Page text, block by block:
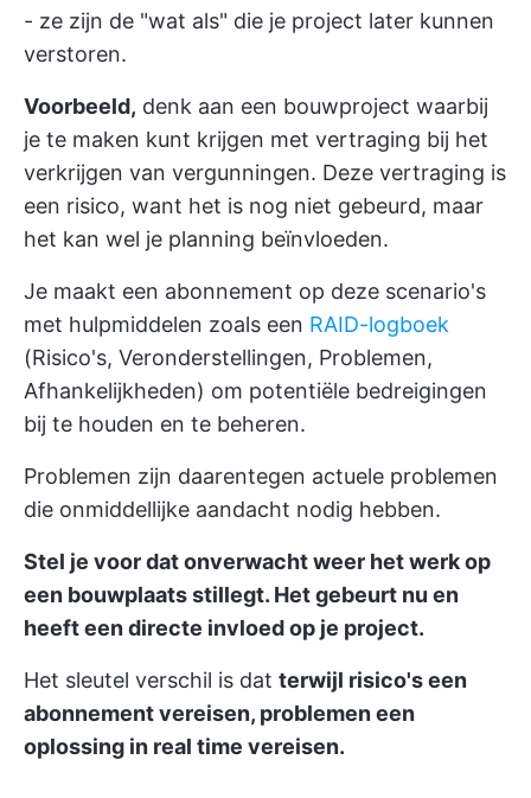
- ze zijn de "wat als" die je project later kunnen
verstoren.
Voorbeeld, denk aan een bouwproject waarbij
je te maken kunt krijgen met vertraging bij het
verkrijgen van vergunningen. Deze vertraging is
een risico, want het is nog niet gebeurd, maar
het kan wel je planning beïnvloeden.
Je maakt een abonnement op deze scenario's
met hulpmiddelen zoals een RAID-logboek
(Risico's, Veronderstellingen, Problemen,
Afhankelijkheden) om potentiële bedreigingen
bij te houden en te beheren.
Problemen zijn daarentegen actuele problemen
die onmiddellijke aandacht nodig hebben.
Stel je voor dat onverwacht weer het werk op
een bouwplaats stillegt. Het gebeurt nu en
heeft een directe invloed op je project.
Het sleutel verschil is dat terwijl risico's een
abonnement vereisen, problemen een
oplossing in real time vereisen.